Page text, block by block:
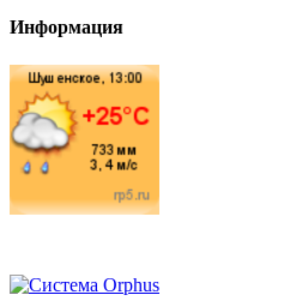
Информация